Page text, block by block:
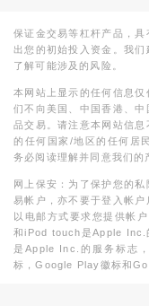
保证金交易等杠杆产品，
出您的初始投入资金。我
了解可能涉及的风险。
本网站上显示的任何信息
们不向美国、中国香港、
品交易。请注意本网站信
的任何国家/地区的任何居
务必阅读理解并同意我们的
网上保安：为了保护您的
易帐户，亦不要于登入帐
以电邮方式要求您提供帐
和iPod touch是Apple Inc.
是Apple Inc.的服务标志
标，Google Play徽标和